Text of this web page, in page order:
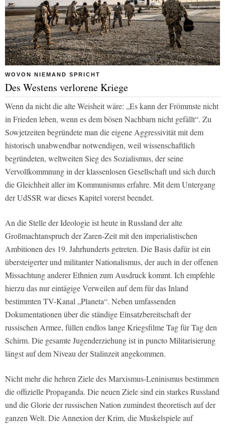
WOVON NIEMAND SPRICHT
Des Westens verlorene Kriege
Wenn da nicht die alte Weisheit wäre: „Es kann der Frömmste nicht
in Frieden leben, wenn es dem bösen Nachbarn nicht gefällt“. Zu
Sowjetzeiten begründete man die eigene Aggressivität mit dem
historisch unabwendbar notwendigen, weil wissenschaftlich
begründeten, weltweiten Sieg des Sozialismus, der seine
Vervollkommnung in der klassenlosen Gesellschaft und sich durch
die Gleichheit aller im Kommunismus erfahre. Mit dem Untergang
der UdSSR war dieses Kapitel vorerst beendet.
An die Stelle der Ideologie ist heute in Russland der alte
Großmachtanspruch der Zaren-Zeit mit den imperialistischen
Ambitionen des 19. Jahrhunderts getreten. Die Basis dafür ist ein
übersteigerter und militanter Nationalismus, der auch in der offenen
Missachtung anderer Ethnien zum Ausdruck kommt. Ich empfehle
hierzu das nur eintägige Verweilen auf dem für das Inland
bestimmten TV-Kanal „Planeta“. Neben umfassenden
Dokumentationen über die ständige Einsatzbereitschaft der
russischen Armee, füllen endlos lange Kriegsfilme Tag für Tag den
Schirm. Die gesamte Jugenderziehung ist in puncto Militarisierung
längst auf dem Niveau der Stalinzeit angekommen.
Nicht mehr die hehren Ziele des Marxismus-Leninismus bestimmen
die offizielle Propaganda. Die neuen Ziele sind ein starkes Russland
und die Glorie der russischen Nation zumindest theoretisch auf der
ganzen Welt. Die Annexion der Krim, die Muskelspiele auf